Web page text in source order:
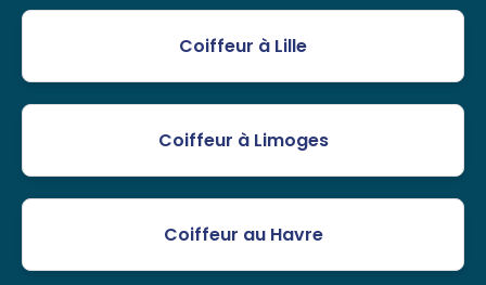
Coiffeur à Lille
Coiffeur à Limoges
Coiffeur au Havre